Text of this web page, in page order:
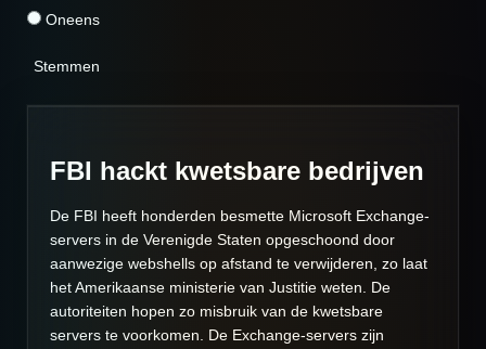
Oneens
Stemmen
FBI hackt kwetsbare bedrijven
De FBI heeft honderden besmette Microsoft Exchange-
servers in de Verenigde Staten opgeschoond door
aanwezige webshells op afstand te verwijderen, zo laat
het Amerikaanse ministerie van Justitie weten. De
autoriteiten hopen zo misbruik van de kwetsbare
servers te voorkomen. De Exchange-servers zijn